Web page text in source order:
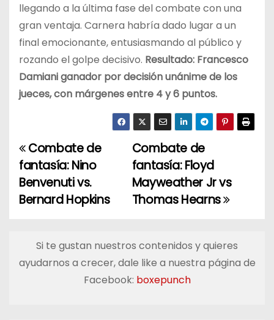
llegando a la última fase del combate con una
gran ventaja. Carnera habría dado lugar a un
final emocionante, entusiasmando al público y
rozando el golpe decisivo. Resultado: Francesco
Damiani ganador por decisión unánime de los
jueces, con márgenes entre 4 y 6 puntos.
N
a
v
g
Combate de
fantasía: Floyd
Mayweather Jr vs
Thomas Hearns
Combate de
fantasía: Nino
Benvenuti vs.
Bernard Hopkins
Si te gustan nuestros contenidos y quieres
ayudarnos a crecer, dale like a nuestra página de
Facebook: boxepunch